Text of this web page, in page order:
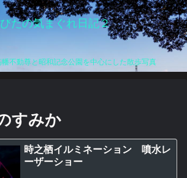
たの気まぐれ日記２
不動尊と昭和記念公園を中心にした散歩写真
すみか
時之栖イルミネーション 噴水レ
ーザーショー